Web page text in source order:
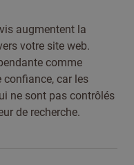
augmentent la
votre site web.
comme
car les
ne sont pas contrôlés
de recherche.